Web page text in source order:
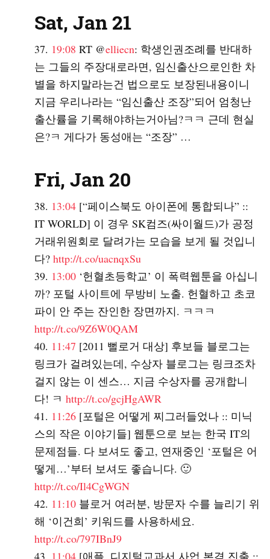
Sat, Jan 21
19:08 RT @elliecn: 학생인권조례를 반대하
는 그들의 주장대로라면, 임신출산으로인한 차
별을 하지말라는건 법으로도 보장된내용이니
지금 우리나라는 “임신출산 조장”되어 엄청난
출산률을 기록해야하는거아님?ㅋㅋ 근데 현실
은?ㅋ 게다가 동성애는 “조장” …
Fri, Jan 20
13:04 [“페이스북도 아이폰에 통합되나” ::
IT WORLD] 이 경우 SK컴즈(싸이월드)가 공정
거래위원회로 달려가는 모습을 보게 될 것입니
다? http://t.co/uacnqxSu
13:00 ‘헌혈초등학교’ 이 폭력웹툰을 아십니
까? 포털 사이트에 무방비 노출. 헌혈하고 초코
파이 안 주는 잔인한 장면까지. ㅋㅋㅋ
http://t.co/9Z6W0QAM
11:47 [2011 뻘로거 대상] 후보들 블로그는
링크가 걸려있는데, 수상자 블로그는 링크조차
걸지 않는 이 센스… 지금 수상자를 공개합니
다! ㅋ http://t.co/gcjHgAWR
11:26 [포털은 어떻게 찌그러들었나 :: 미닉
스의 작은 이야기들] 웹툰으로 보는 한국 IT의
문제점들. 다 보셔도 좋고, 연재중인 ‘포털은 어
떻게…’부터 보셔도 좋습니다. 🙂
http://t.co/Il4CgWGN
11:10 블로거 여러분, 방문자 수를 늘리기 위
해 ‘이건희’ 키워드를 사용하세요.
http://t.co/797IBnJ9